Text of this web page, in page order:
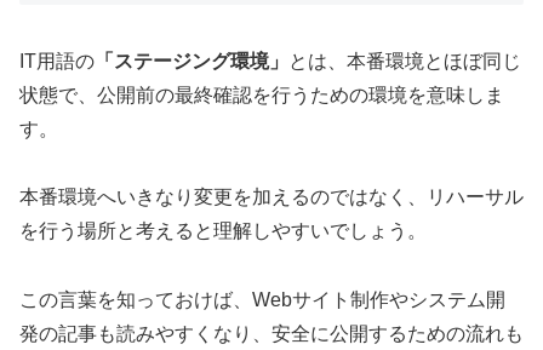
IT用語の 「ステージング環境」
とは、本番環境とほぼ同じ
状態で、公開前の最終確認を行うための環境を意味しま
す。
本番環境へいきなり変更を加えるのではなく、リハーサル
を行う場所と考えると理解しやすいでしょう。
この言葉を知っておけば、Webサイト制作やシステム開
発の記事も読みやすくなり、安全に公開するための流れも